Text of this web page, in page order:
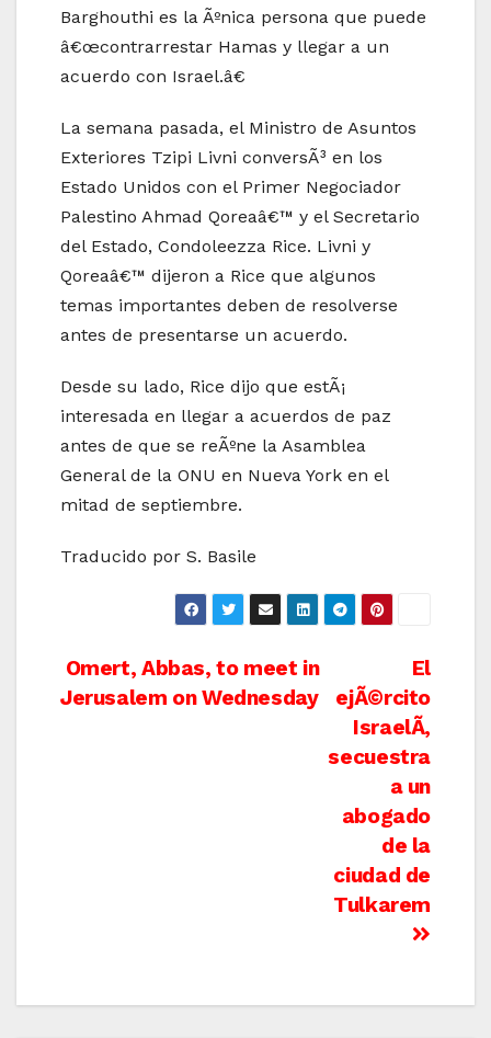
Barghouthi es la Ãºnica persona que puede
â€œcontrarrestar Hamas y llegar a un
acuerdo con Israel.â€
La semana pasada, el Ministro de Asuntos
Exteriores Tzipi Livni conversÃ³ en los
Estado Unidos con el Primer Negociador
Palestino Ahmad Qoreaâ€™ y el Secretario
del Estado, Condoleezza Rice. Livni y
Qoreaâ€™ dijeron a Rice que algunos
temas importantes deben de resolverse
antes de presentarse un acuerdo.
Desde su lado, Rice dijo que estÃ¡
interesada en llegar a acuerdos de paz
antes de que se reÃºne la Asamblea
General de la ONU en Nueva York en el
mitad de septiembre.
Traducido por S. Basile
Post
El
ejÃ©rcito
IsraelÃ­,
secuestra
a un
abogado
de la
ciudad de
Tulkarem
Omert, Abbas, to meet in
Jerusalem on Wednesday